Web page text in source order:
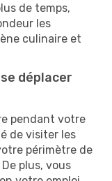
de temps,
les
culinaire et
déplacer
pendant votre
de visiter les
périmètre de
plus, vous